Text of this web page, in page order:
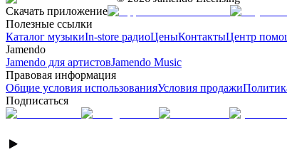
Скачать приложение
Полезные ссылки
Каталог музыкиIn-store радиоЦеныКонтактыЦентр
Jamendo
Jamendo для артистовJamendo Music
Правовая информация
Общие условия использованияУсловия продажи
Подписаться